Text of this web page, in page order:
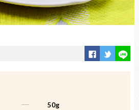
-----
50g